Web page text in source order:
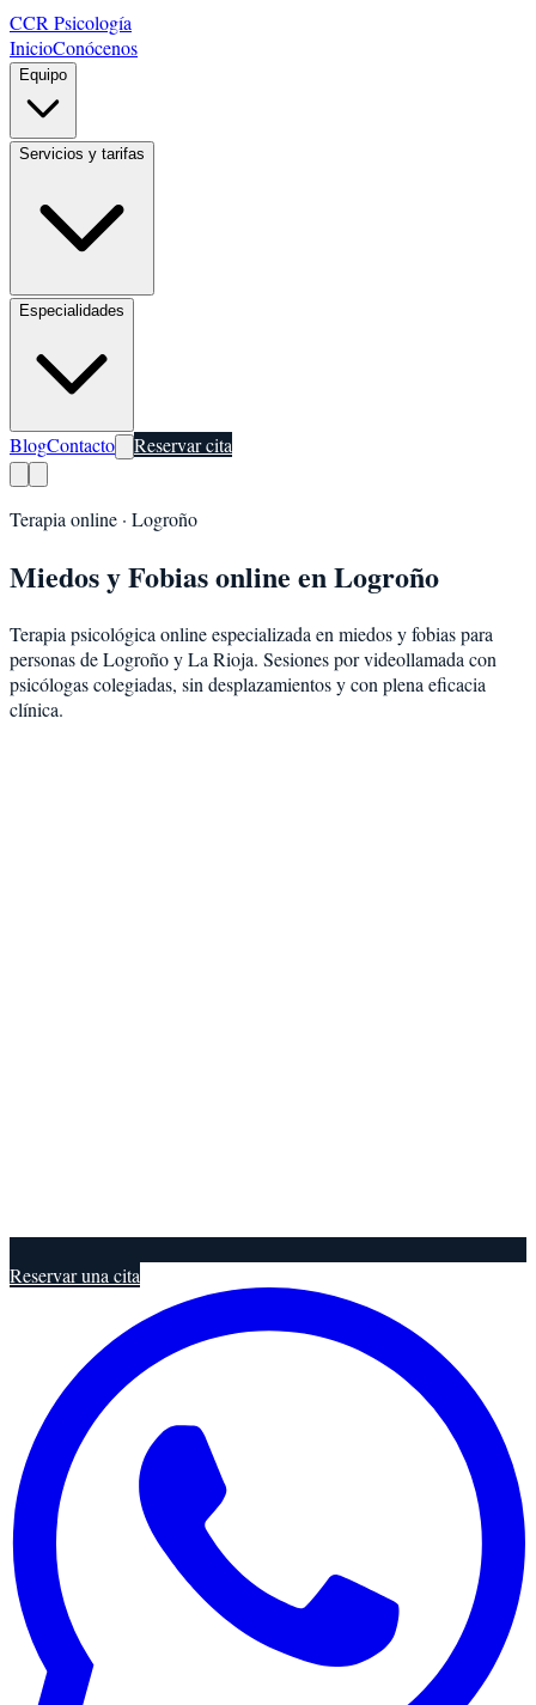
CCR Psicología
InicioConócenos
Equipo
Servicios y tarifas
Especialidades
BlogContacto Reservar cita
Terapia online · Logroño
Miedos y Fobiasonline enLogroño
Terapia psicológica online especializada en miedos y fobiaspara
personas deLogroñoyLa Rioja. Sesiones por videollamada con
psicólogas colegiadas, sin desplazamientos y con plena eficacia
clínica.
Reservar una cita